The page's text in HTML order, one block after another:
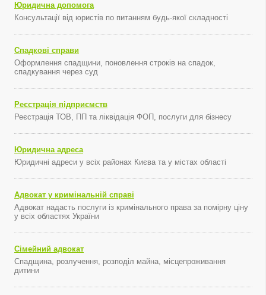
Юридична допомога
Консультації від юристів по питанням будь-якої складності
Спадкові справи
Оформлення спадщини, поновлення строків на спадок,
спадкування через суд
Реєстрація підприємств
Реєстрація ТОВ, ПП та ліквідація ФОП, послуги для бізнесу
Юридична адреса
Юридичні адреси у всіх районах Києва та у містах області
Адвокат у кримінальній справі
Адвокат надасть послуги із кримінального права за помірну ціну
у всіх областях України
Сімейний адвокат
Спадщина, розлучення, розподіл майна, місцепроживання
дитини